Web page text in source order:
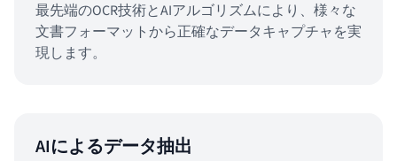
最先端のOCR技術とAIアルゴリズムにより、様々な
文書フォーマットから正確なデータキャプチャを実
現します。
AIによるデータ抽出